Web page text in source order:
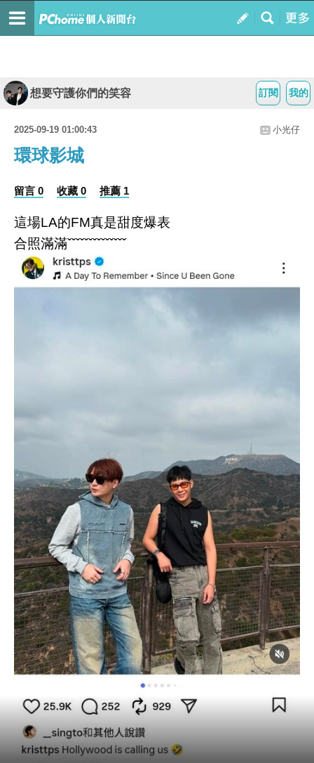
我的
訂閱
想要守護你們的笑容
2025-09-19 01:00:43 小光仔
環球影城
留言 0 收藏 0 推薦 1
這場LA的FM真是甜度爆表
合照滿滿ˇˇˇˇˇˇˇˇˇˇˇˇˇˇ